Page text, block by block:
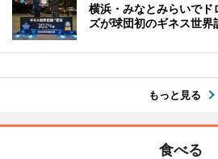
横浜・みなとみらいで
ズが球団初のギネス世界
もっと見る
食べる